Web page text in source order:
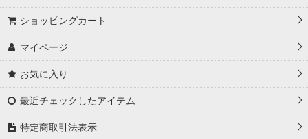
ショッピングカート
マイページ
お気に入り
最近チェックしたアイテム
特定商取引法表示